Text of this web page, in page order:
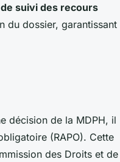
suivi des recours
du dossier, garantissant
décision de la MDPH, il
(RAPO). Cette
des Droits et de